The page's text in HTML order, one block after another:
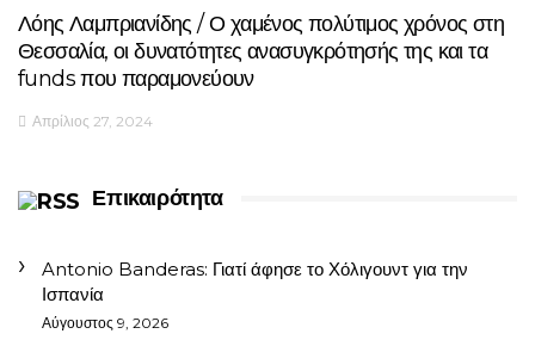
Λόης Λαμπριανίδης / Ο χαμένος πολύτιμος χρόνος στη
Θεσσαλία, οι δυνατότητες ανασυγκρότησής της και τα
funds που παραμονεύουν
Απρίλιος 27, 2024
Επικαιρότητα
Antonio Banderas: Γιατί άφησε το Χόλιγουντ για την
Ισπανία
Αύγουστος 9, 2026